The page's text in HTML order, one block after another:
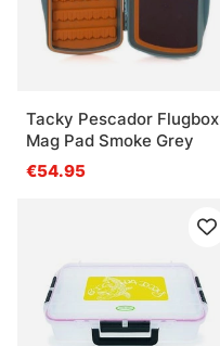
Tacky Pescador Flugbox
Mag Pad Smoke Grey
€54.95